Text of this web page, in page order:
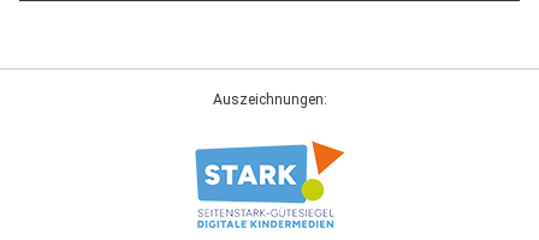
Auszeichnungen: